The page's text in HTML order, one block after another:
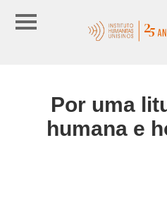
Por uma
humana e